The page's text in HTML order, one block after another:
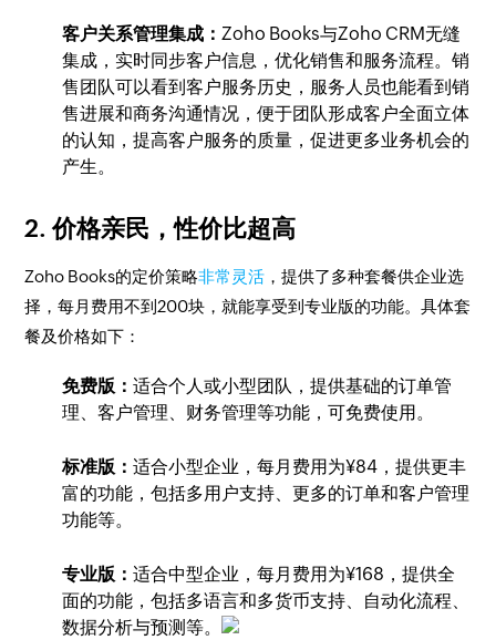
客户关系管理集成：Zoho Books与Zoho CRM无缝
集成，实时同步客户信息，优化销售和服务流程。销
售团队可以看到客户服务历史，服务人员也能看到销
售进展和商务沟通情况，便于团队形成客户全面立体
的认知，提高客户服务的质量，促进更多业务机会的
产生。
2. 价格亲民，性价比超高
Zoho Books的定价策略非常灵活 ，提供了多种套餐供企业选
择，每月费用不到200块，就能享受到专业版的功能。具体套
餐及价格如下：
免费版：适合个人或小型团队，提供基础的订单管
理、客户管理、财务管理等功能，可免费使用。
标准版：适合小型企业，每月费用为¥84，提供更丰
富的功能，包括多用户支持、更多的订单和客户管理
功能等。
专业版：适合中型企业，每月费用为¥168，提供全
面的功能，包括多语言和多货币支持、自动化流程、
数据分析与预测等。